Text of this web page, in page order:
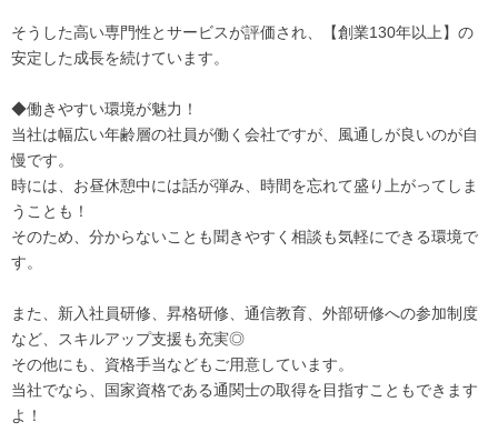
そうした高い専門性とサービスが評価され、【創業130年以上】の
安定した成長を続けています。
◆働きやすい環境が魅力！
当社は幅広い年齢層の社員が働く会社ですが、風通しが良いのが自
慢です。
時には、お昼休憩中には話が弾み、時間を忘れて盛り上がってしま
うことも！
そのため、分からないことも聞きやすく相談も気軽にできる環境で
す。
また、新入社員研修、昇格研修、通信教育、外部研修への参加制度
など、スキルアップ支援も充実◎
その他にも、資格手当などもご用意しています。
当社でなら、国家資格である通関士の取得を目指すこともできます
よ！